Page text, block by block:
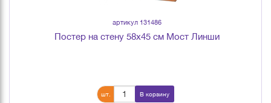
артикул 131486
Постер на стену 58х45 см Мост Линши
шт. В корзину